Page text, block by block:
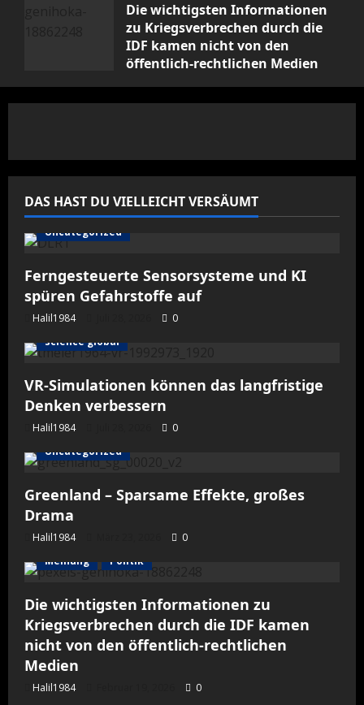
Die wichtigsten Informationen
zu Kriegsverbrechen durch die
IDF kamen nicht von den
öffentlich-rechtlichen Medien
Februar 19, 2026 0
DAS HAST DU VIELLEICHT VERSÄUMT
Uncategorized
Ferngesteuerte Sensorsysteme und KI
spüren Gefahrstoffe auf
Halil1984
0
science global
VR-Simulationen können das langfristige
Denken verbessern
Halil1984
0
Uncategorized
Greenland – Sparsame Effekte, großes
Drama
Halil1984
0
Meinung
Politik
Die wichtigsten Informationen zu
Kriegsverbrechen durch die IDF kamen
nicht von den öffentlich-rechtlichen
Medien
Halil1984 0